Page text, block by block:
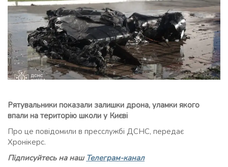
Рятувальники показали залишки дрона, уламки якого
впали на територію школи у Києві
Про це повідомили в пресслужбі ДСНС, передає
Хронікерс.
Підписуйтесь на наш Телеграм-канал